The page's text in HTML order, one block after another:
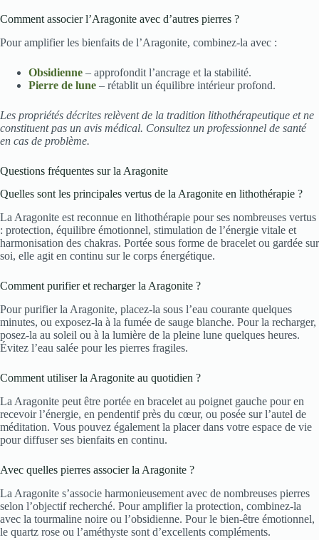
Comment associer l’Aragonite avec d’autres pierres ?
Pour amplifier les bienfaits de l’Aragonite, combinez-la avec :
Obsidienne – approfondit l’ancrage et la stabilité.
Pierre de lune – rétablit un équilibre intérieur profond.
Les propriétés décrites relèvent de la tradition lithothérapeutique et ne
constituent pas un avis médical. Consultez un professionnel de santé
en cas de problème.
Questions fréquentes sur la Aragonite
Quelles sont les principales vertus de la Aragonite en lithothérapie ?
La Aragonite est reconnue en lithothérapie pour ses nombreuses vertus
: protection, équilibre émotionnel, stimulation de l’énergie vitale et
harmonisation des chakras. Portée sous forme de bracelet ou gardée sur
soi, elle agit en continu sur le corps énergétique.
Comment purifier et recharger la Aragonite ?
Pour purifier la Aragonite, placez-la sous l’eau courante quelques
minutes, ou exposez-la à la fumée de sauge blanche. Pour la recharger,
posez-la au soleil ou à la lumière de la pleine lune quelques heures.
Évitez l’eau salée pour les pierres fragiles.
Comment utiliser la Aragonite au quotidien ?
La Aragonite peut être portée en bracelet au poignet gauche pour en
recevoir l’énergie, en pendentif près du cœur, ou posée sur l’autel de
méditation. Vous pouvez également la placer dans votre espace de vie
pour diffuser ses bienfaits en continu.
Avec quelles pierres associer la Aragonite ?
La Aragonite s’associe harmonieusement avec de nombreuses pierres
selon l’objectif recherché. Pour amplifier la protection, combinez-la
avec la tourmaline noire ou l’obsidienne. Pour le bien-être émotionnel,
le quartz rose ou l’améthyste sont d’excellents compléments.